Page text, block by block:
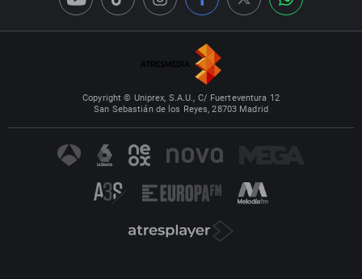
Copyright © Uniprex, S.A.U., C/ Fuerteventura 12
San Sebastián de los Reyes, 28703 Madrid